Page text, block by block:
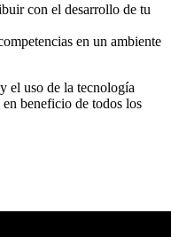
con el desarrollo de tu
en un ambiente
el uso de la tecnología
beneficio de todos los